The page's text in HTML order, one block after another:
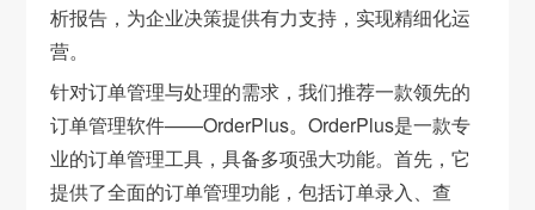
析报告，为企业决策提供有力支持，实现精细化运
营。
针对订单管理与处理的需求，我们推荐一款领先的
订单管理软件——OrderPlus。OrderPlus是一款专
业的订单管理工具，具备多项强大功能。首先，它
提供了全面的订单管理功能，包括订单录入、查